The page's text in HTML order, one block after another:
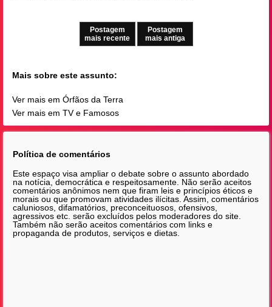
Postagem
mais recente
Postagem
mais antiga
Mais sobre este assunto:
Ver mais em Órfãos da Terra
Ver mais em TV e Famosos
Política de comentários
Este espaço visa ampliar o debate sobre o assunto abordado
na notícia, democrática e respeitosamente. Não serão aceitos
comentários anônimos nem que firam leis e princípios éticos e
morais ou que promovam atividades ilícitas. Assim, comentários
caluniosos, difamatórios, preconceituosos, ofensivos,
agressivos etc. serão excluídos pelos moderadores do site.
Também não serão aceitos comentários com links e
propaganda de produtos, serviços e dietas.